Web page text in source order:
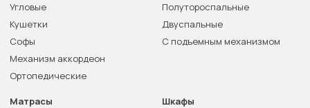
Угловые
Кушетки
Софы
Механизм аккордеон
Ортопедические
Полутороспальные
Двуспальные
С подъемным механизмом
Матрасы
Шкафы